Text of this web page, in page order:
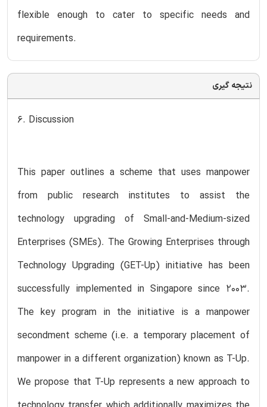
flexible enough to cater to specific needs and
requirements.
نتیجه گیری
6. Discussion
This paper outlines a scheme that uses manpower
from public research institutes to assist the
technology upgrading of Small-and-Medium-sized
Enterprises (SMEs). The Growing Enterprises through
Technology Upgrading (GET-Up) initiative has been
successfully implemented in Singapore since 2003.
The key program in the initiative is a manpower
secondment scheme (i.e. a temporary placement of
manpower in a different organization) known as T-Up.
We propose that T-Up represents a new approach to